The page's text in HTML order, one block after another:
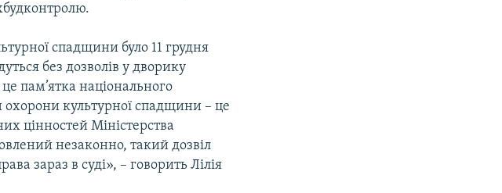
спадщини було 11 грудня
без дозволів у дворику
пам’ятка національного
охорони культурної спадщини – це
цінностей Міністерства
незаконно, такий дозвіл
зараз в суді», – говорить Лілія